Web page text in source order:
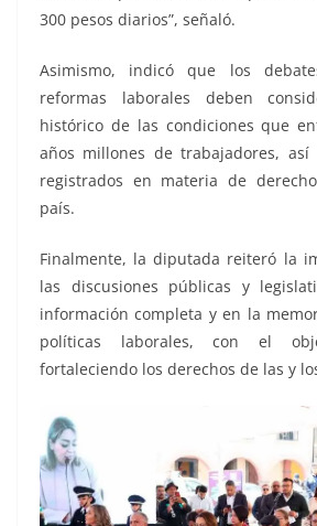
300 pesos diarios”, señaló.
Asimismo, indicó que los
reformas laborales deben
histórico de las condiciones que
años millones de trabajadores, así
registrados en materia de
país.
Finalmente, la diputada reiteró la
las discusiones públicas y
información completa y en la
políticas laborales, con el
fortaleciendo los derechos de las y